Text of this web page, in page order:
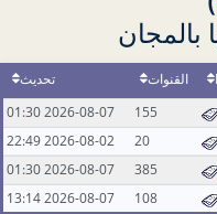
بالمجان
القنوات
تحديث
155
2026-08-07 01:30
20
2026-08-02 22:49
385
2026-08-07 01:30
108
2026-08-07 13:14